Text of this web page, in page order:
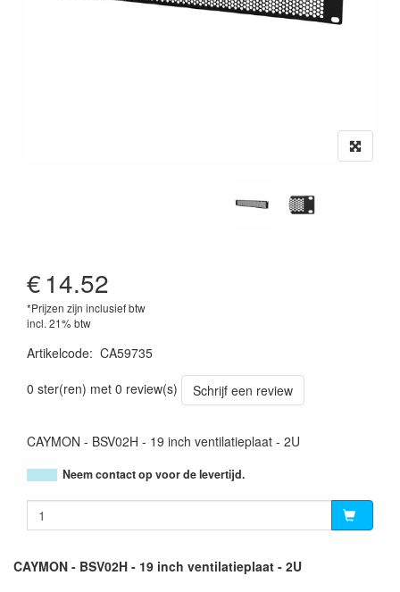
€14.52
*Prijzen zijn inclusief btw
incl. 21% btw
Artikelcode: CA59735
0 ster(ren) met 0 review(s)
Schrijf een review
CAYMON - BSV02H - 19 inch ventilatieplaat - 2U
Neem contact op voor de levertijd.
CAYMON - BSV02H - 19 inch ventilatieplaat - 2U